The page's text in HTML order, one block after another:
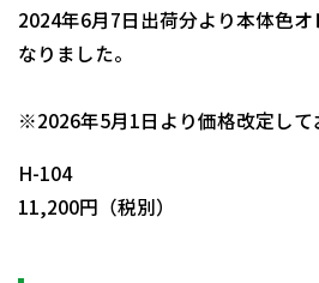
2024年6月7日出荷分より本体色
なりました。
※2026年5月1日より価格改定して
H-104
11,200円（税別）